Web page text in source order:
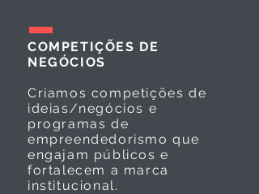
COMPETIÇÕES DE
NEGÓCIOS
Criamos competições de
ideias/negócios e
programas de
empreendedorismo que
engajam públicos e
fortalecem a marca
institucional.